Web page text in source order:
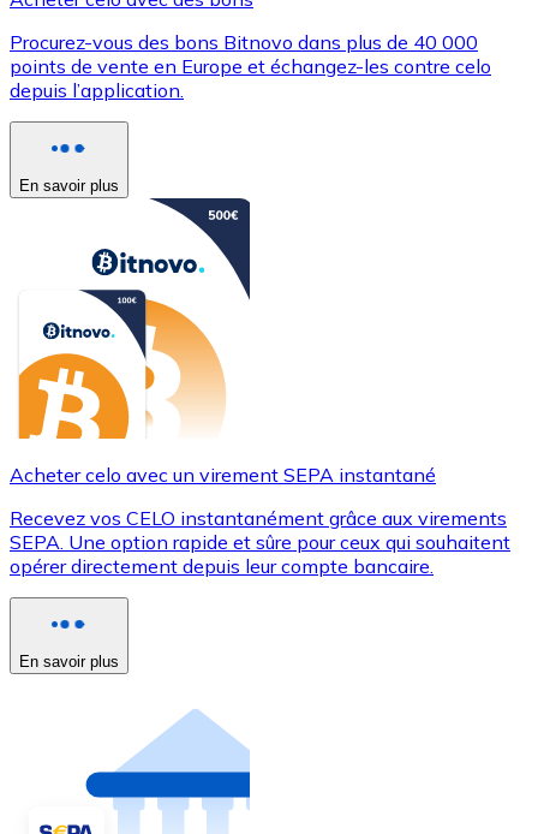
Procurez-vous des bons Bitnovo dans plus de 40 000
points de vente en Europe et échangez-les contre celo
depuis l’application.
En savoir plus
Acheter celo avec un virement SEPA instantané
Recevez vos CELO instantanément grâce aux virements
SEPA. Une option rapide et sûre pour ceux qui souhaitent
opérer directement depuis leur compte bancaire.
En savoir plus